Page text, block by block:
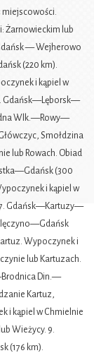
miejscowości.
Żarnowieckim lub
— Wejherowo
(220 km).
i kąpiel w
Gdańsk—Lęborsk—
Wlk.—Rowy—
Smołdzina
lub Rowach. Obiad
(300
i kąpiel w
7. Gdańsk—Kartuzy—
Wypoczynek i
lub Kartuzach.
Din.—
Kartuz,
i kąpiel w Chmielnie
Wieżycy. 9.
(176 km).